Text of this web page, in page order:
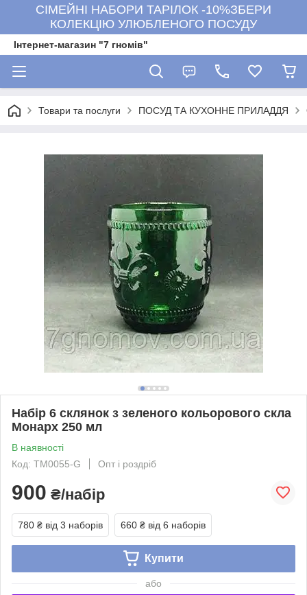
СІМЕЙНІ НАБОРИ ТАРІЛОК -10%ЗБЕРИ
КОЛЕКЦІЮ УЛЮБЛЕНОГО ПОСУДУ
Інтернет-магазин "7 гномів"
Товари та послуги ПОСУД ТА КУХОННЕ ПРИЛАДДЯ
Набір 6 склянок з зеленого кольорового скла
Монарх 250 мл
В наявності
Код: TM0055-G
Опт і роздріб
900 ₴/набір
780 ₴ від 3 наборів 660 ₴ від 6 наборів
Купити
або